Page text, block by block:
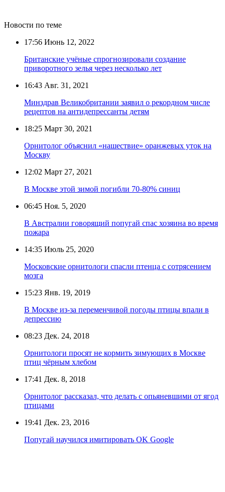
Новости по теме
17:56 Июнь 12, 2022
Британские учёные спрогнозировали создание
приворотного зелья через несколько лет
16:43 Авг. 31, 2021
Минздрав Великобритании заявил о рекордном числе
рецептов на антидепрессанты детям
18:25 Март 30, 2021
Орнитолог объяснил «нашествие» оранжевых уток на
Москву
12:02 Март 27, 2021
В Москве этой зимой погибли 70-80% синиц
06:45 Ноя. 5, 2020
В Австралии говорящий попугай спас хозяина во время
пожара
14:35 Июль 25, 2020
Московские орнитологи спасли птенца с сотрясением
мозга
15:23 Янв. 19, 2019
В Москве из-за переменчивой погоды птицы впали в
депрессию
08:23 Дек. 24, 2018
Орнитологи просят не кормить зимующих в Москве
птиц чёрным хлебом
17:41 Дек. 8, 2018
Орнитолог рассказал, что делать с опьяневшими от ягод
птицами
19:41 Дек. 23, 2016
Попугай научился имитировать OK Google